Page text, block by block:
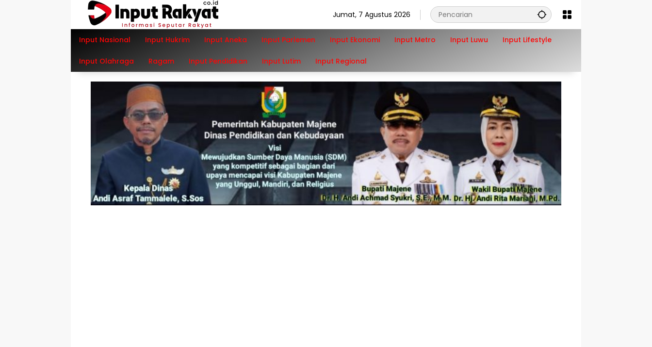
Jumat, 7 Agustus 2026
Input Nasional Input Hukrim Input Aneka Input Parlemen Input Ekonomi Input Metro Input Luwu Input Lifestyle
Input Olahraga Ragam Input Pendidikan Input Lutim Input Regional